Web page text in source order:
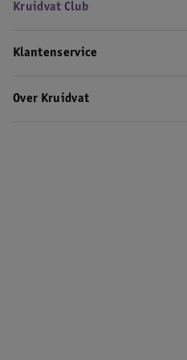
Kruidvat Club
Klantenservice
Over Kruidvat